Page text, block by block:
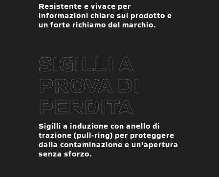
Resistente e vivace per
informazioni chiare sul prodotto e
un forte richiamo del marchio.
SIGILLI A
PROVA DI
PERDITA
Sigilli a induzione con anello di
trazione (pull-ring) per proteggere
dalla contaminazione e un’apertura
senza sforzo.